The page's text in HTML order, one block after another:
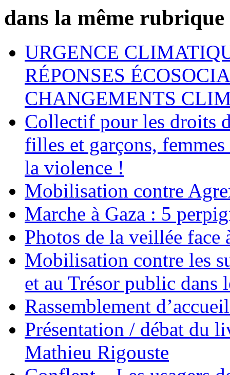
dans la même rubrique
URGENCE
RÉPONSES
CHANGEMENTS
Collectif pour les droits
filles et garçons,
la violence !
Mobilisation contre
Marche à Gaza : 5
Photos de la veillée face
Mobilisation contre les
et au Trésor public dans
Rassemblement
Présentation / débat du
Mathieu Rigouste